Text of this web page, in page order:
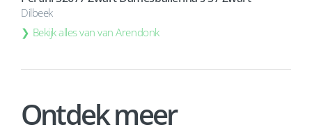
Dilbeek
Bekijk alles van van Arendonk
Ontdek meer